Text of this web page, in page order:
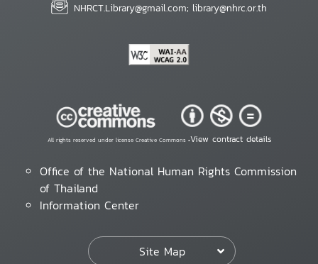
NHRCT.Library@gmail.com; library@nhrc.or.th
All rights reserved under license Creative Commons •View contract details
Office of the National Human Rights Commission
of Thailand
Information Center
Site Map